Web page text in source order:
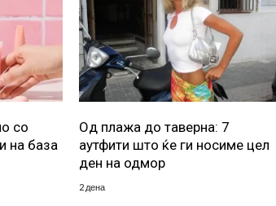
со
на база
Од плажа до таверна: 7
аутфити што ќе ги носиме цел
ден на одмор
2 дена